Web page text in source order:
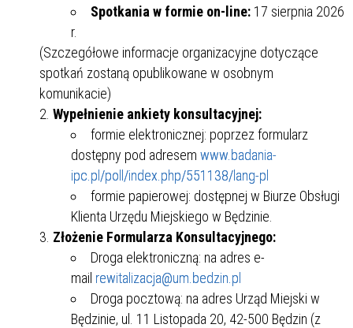
Spotkania w formie on-line: 17 sierpnia 2026
r.
(Szczegółowe informacje organizacyjne dotyczące
spotkań zostaną opublikowane w osobnym
komunikacie)
Wypełnienie ankiety konsultacyjnej:
formie elektronicznej: poprzez formularz
dostępny pod adresem www.badania-
ipc.pl/poll/index.php/551138/lang-pl
formie papierowej: dostępnej w Biurze Obsługi
Klienta Urzędu Miejskiego w Będzinie.
Złożenie Formularza Konsultacyjnego:
Droga elektroniczną: na adres e-
mail rewitalizacja@um.bedzin.pl
Droga pocztową: na adres Urząd Miejski w
Będzinie, ul. 11 Listopada 20, 42-500 Będzin (z